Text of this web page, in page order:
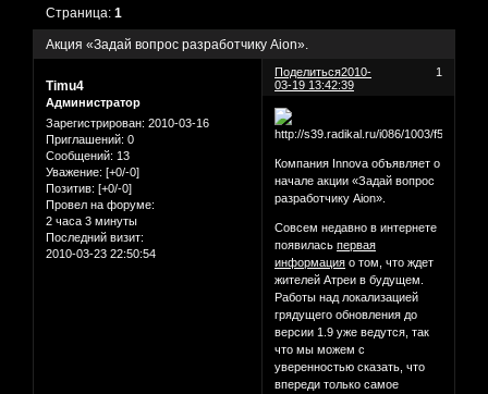
Акция «Задай вопрос разработчику Aion».
Страница:1
Поделиться 1
2010-
03-19 13:42:39
Timu4
Администратор
Зарегистрирован: 2010-03-16
Приглашений: 0
Сообщений: 13
Уважение: [+0/-0]
Позитив: [+0/-0]
Провел на форуме:
2 часа 3 минуты
Последний визит:
2010-03-23 22:50:54
Компания Innova объявляет о
начале акции «Задай вопрос
разработчику Aion».
Совсем недавно в интернете
появиласьпервая
информация о том, что ждет
жителей Атреи в будущем.
Работы над локализацией
грядущего обновления до
версии 1.9 уже ведутся, так
что мы можем с
уверенностью сказать, что
впереди только самое